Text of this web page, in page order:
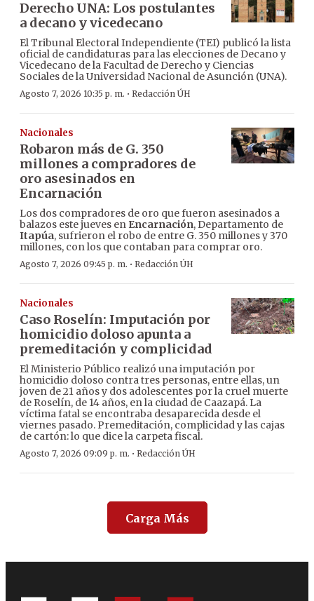
Derecho UNA: Los postulantes
a decano y vicedecano
El Tribunal Electoral Independiente (TEI) publicó la lista
oficial de candidaturas para las elecciones de Decano y
Vicedecano de la Facultad de Derecho y Ciencias
Sociales de la Universidad Nacional de Asunción (UNA).
Agosto 7, 2026 10:35 p. m. · Redacción ÚH
Nacionales
Robaron más de G. 350
millones a compradores de
oro asesinados en
Encarnación
Los dos compradores de oro que fueron asesinados a
balazos este jueves en Encarnación, Departamento de
Itapúa, sufrieron el robo de entre G. 350 millones y 370
millones, con los que contaban para comprar oro.
Agosto 7, 2026 09:45 p. m. · Redacción ÚH
Nacionales
Caso Roselín: Imputación por
homicidio doloso apunta a
premeditación y complicidad
El Ministerio Público realizó una imputación por
homicidio doloso contra tres personas, entre ellas, un
joven de 21 años y dos adolescentes por la cruel muerte
de Roselín, de 14 años, en la ciudad de Caazapá. La
víctima fatal se encontraba desaparecida desde el
viernes pasado. Premeditación, complicidad y las cajas
de cartón: lo que dice la carpeta fiscal.
Agosto 7, 2026 09:09 p. m. · Redacción ÚH
Carga Más